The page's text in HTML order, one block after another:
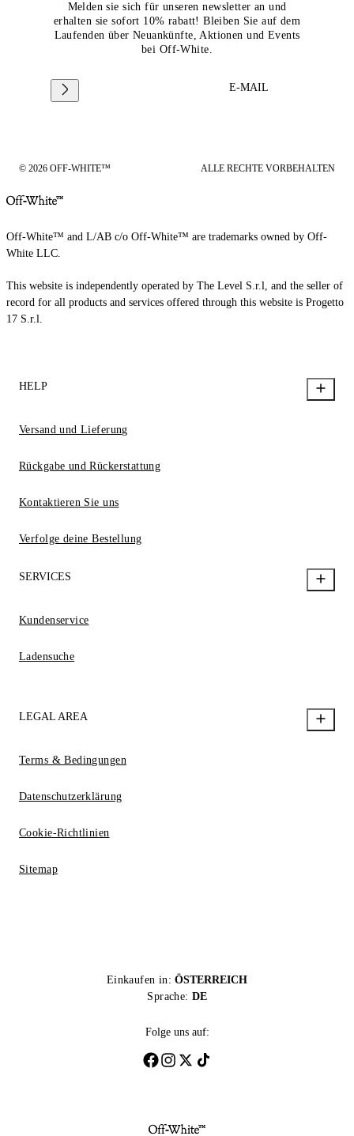
Melden sie sich für unseren newsletter an und
erhalten sie sofort 10% rabatt! Bleiben Sie auf dem
Laufenden über Neuankünfte, Aktionen und Events
bei Off-White.
E-MAIL
© 2026 OFF-WHITE™ ALLE RECHTE VORBEHALTEN
Off-White™ and L/AB c/o Off-White™ are trademarks owned by Off-
White LLC.
This website is independently operated by The Level S.r.l, and the seller of
record for all products and services offered through this website is Progetto
17 S.r.l.
HELP
Versand und Lieferung
Rückgabe und Rückerstattung
Kontaktieren Sie uns
Verfolge deine Bestellung
SERVICES
Kundenservice
Ladensuche
LEGAL AREA
Terms & Bedingungen
Datenschutzerklärung
Cookie-Richtlinien
Sitemap
Einkaufen in: ÖSTERREICH
Sprache: DE
Folge uns auf: